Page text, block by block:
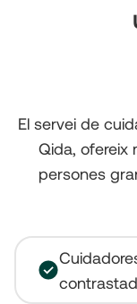
El servei de
Qida, ofereix
persones